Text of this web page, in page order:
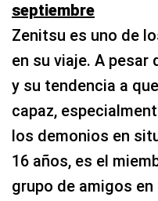
septiembre
Zenitsu es uno de
en su viaje. A pesar
y su tendencia a
capaz,
los demonios en
16 años, es el
grupo de amigos